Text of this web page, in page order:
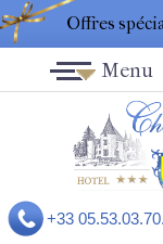
Offres
+33
Menu